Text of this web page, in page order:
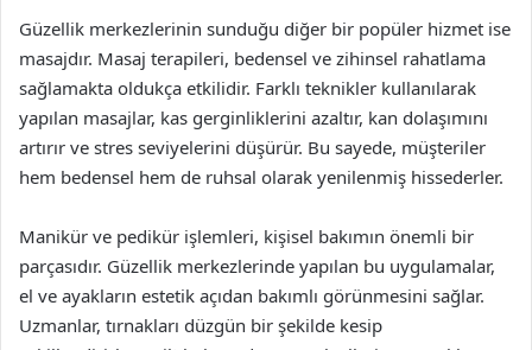
Güzellik merkezlerinin sunduğu diğer bir popüler hizmet ise
masajdır. Masaj terapileri, bedensel ve zihinsel rahatlama
sağlamakta oldukça etkilidir. Farklı teknikler kullanılarak
yapılan masajlar, kas gerginliklerini azaltır, kan dolaşımını
artırır ve stres seviyelerini düşürür. Bu sayede, müşteriler
hem bedensel hem de ruhsal olarak yenilenmiş hissederler.
Manikür ve pedikür işlemleri, kişisel bakımın önemli bir
parçasıdır. Güzellik merkezlerinde yapılan bu uygulamalar,
el ve ayakların estetik açıdan bakımlı görünmesini sağlar.
Uzmanlar, tırnakları düzgün bir şekilde kesip